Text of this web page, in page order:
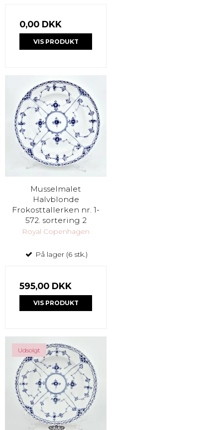
0,00 DKK
VIS PRODUKT
Musselmalet
Halvblonde
Frokosttallerken nr. 1-
572. sortering 2
Royal Copenhagen
På lager (6 stk.)
595,00 DKK
VIS PRODUKT
Udsolgt